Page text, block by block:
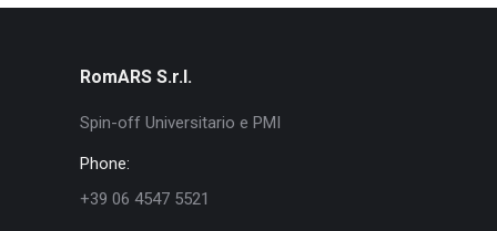
RomARS S.r.l.
Spin-off Universitario e PMI
Phone:
+39 06 4547 5521